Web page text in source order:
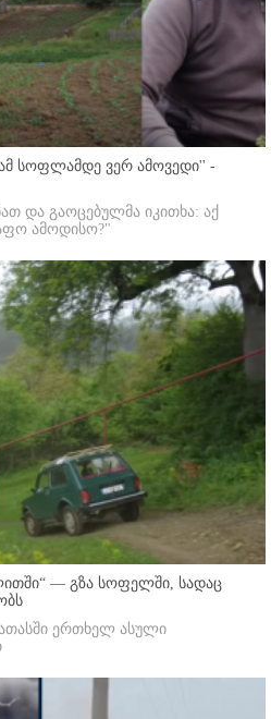
სოფლამდე ვერ ამოვედი'' -
და გაოცებულმა იკითხა: აქ
ამოდისო?"
— გზა სოფელში, სადაც
ერთხელ ასული